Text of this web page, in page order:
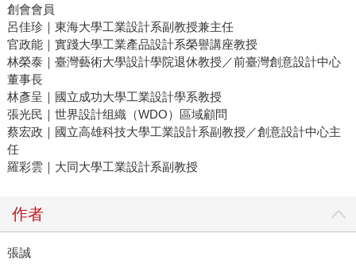
創會會員
呂佳珍｜東海大學工業設計系副教授兼主任
官政能｜實踐大學工業產品設計系榮譽講座教授
林榮泰｜臺灣藝術大學設計學院退休教授／前臺灣創意設計中心
董事長
林彥呈｜國立成功大學工業設計學系教授
張光民｜世界設計组織（WDO）區域顧問
蔡宏政｜國立高雄科技大學工業設計系副教授／創意設計中心主
任
羅彩雲｜大同大學工業設計系副教授
作者
張誠